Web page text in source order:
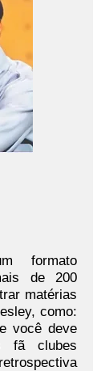
formato
de 200
matérias
como:
você deve
fã clubes